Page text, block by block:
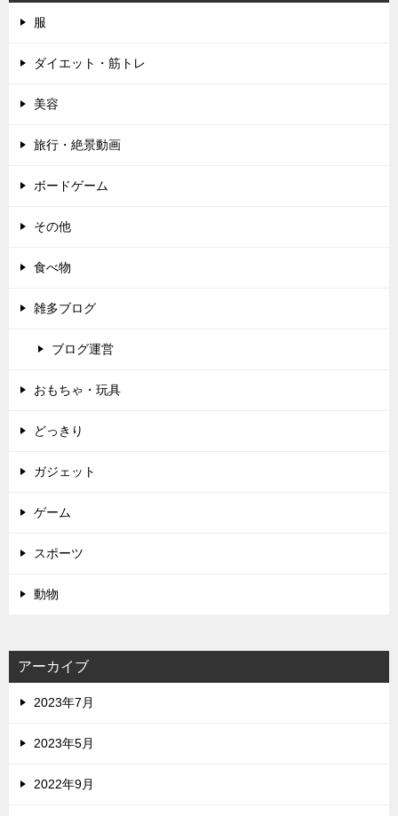
服
ダイエット・筋トレ
美容
旅行・絶景動画
ボードゲーム
その他
食べ物
雑多ブログ
ブログ運営
おもちゃ・玩具
どっきり
ガジェット
ゲーム
スポーツ
動物
アーカイブ
2023年7月
2023年5月
2022年9月